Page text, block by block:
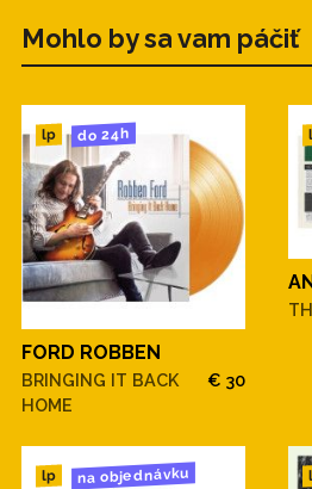
Mohlo by sa vam páčiť
lp do 24h
FORD ROBBEN
BRINGING IT BACK
HOME
€ 30
lp na objednávku